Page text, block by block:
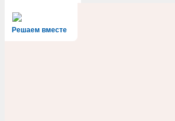
Решаем вместе